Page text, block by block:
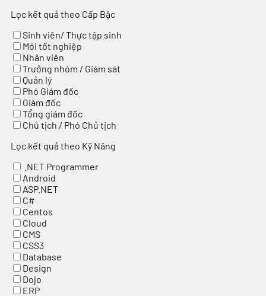
Lọc kết quả theo Cấp Bậc
Sinh viên/ Thực tập sinh
Mới tốt nghiệp
Nhân viên
Trưởng nhóm / Giám sát
Quản lý
Phó Giám đốc
Giám đốc
Tổng giám đốc
Chủ tịch / Phó Chủ tịch
Lọc kết quả theo Kỹ Năng
.NET Programmer
Android
ASP.NET
C#
Centos
Cloud
CMS
CSS3
Database
Design
Dojo
ERP